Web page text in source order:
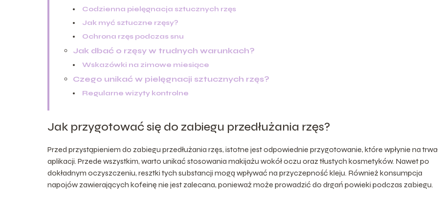
Codzienna pielęgnacja sztucznych rzęs
Jak myć sztuczne rzęsy?
Ochrona rzęs podczas snu
Jak dbać o rzęsy w trudnych warunkach?
Wskazówki na zimowe miesiące
Czego unikać w pielęgnacji sztucznych rzęs?
Regularne wizyty kontrolne
Jak przygotować się do zabiegu przedłużania rzęs?
Przed przystąpieniem do zabiegu przedłużania rzęs, istotne jest odpowiednie przygotowanie, które wpłynie na
aplikacji. Przede wszystkim, warto unikać stosowania makijażu wokół oczu oraz tłustych kosmetyków. Nawet po
dokładnym oczyszczeniu, resztki tych substancji mogą wpływać na przyczepność kleju. Również konsumpcja
napojów zawierających kofeinę nie jest zalecana, ponieważ może prowadzić do drgań powieki podczas zabiegu.